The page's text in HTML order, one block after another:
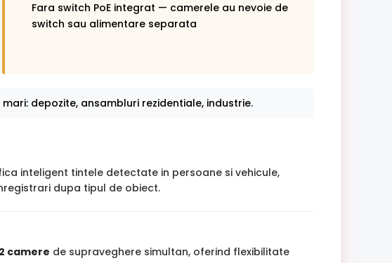
Fara switch PoE integrat — camerele au nevoie de
switch sau alimentare separata
depozite, ansambluri rezidentiale, industrie.
inteligent tintele detectate in persoane si vehicule,
dupa tipul de obiect.
camere de supraveghere simultan, oferind flexibilitate